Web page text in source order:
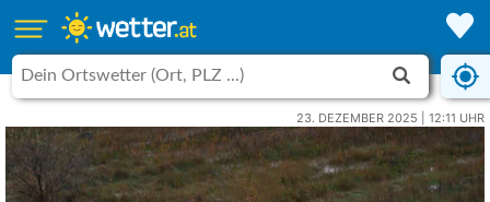
23. DEZEMBER 2025 | 12:11 UHR